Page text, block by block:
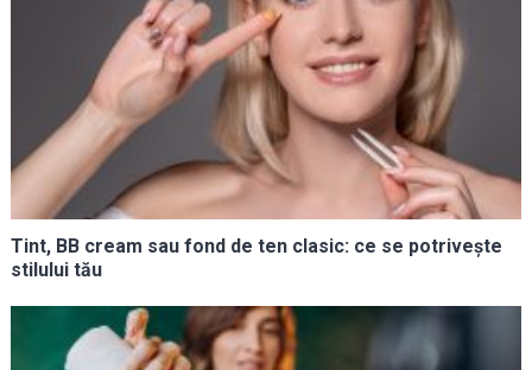
Tint, BB cream sau fond de ten clasic: ce se potrivește
stilului tău